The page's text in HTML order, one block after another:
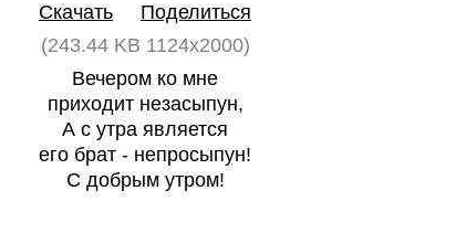
Скачать
Поделиться
(243.44 KB 1124x2000)
Вечером ко мне
приходит незасыпун,
А с утра является
его брат - непросыпун!
С добрым утром!